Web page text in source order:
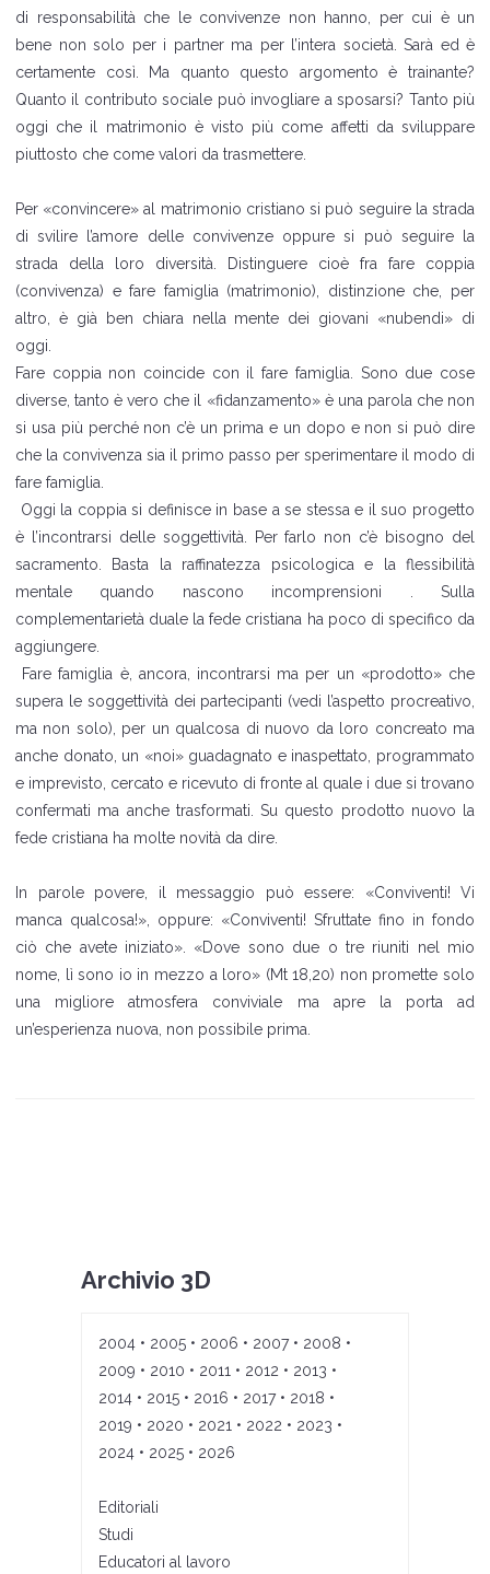
di responsabilità che le convivenze non hanno, per cui è un
bene non solo per i partner ma per l’intera società. Sarà ed è
certamente così. Ma quanto questo argomento è trainante?
Quanto il contributo sociale può invogliare a sposarsi? Tanto più
oggi che il matrimonio è visto più come affetti da sviluppare
piuttosto che come valori da trasmettere.
Per «convincere» al matrimonio cristiano si può seguire la strada
di svilire l’amore delle convivenze oppure si può seguire la
strada della loro diversità. Distinguere cioè fra fare coppia
(convivenza) e fare famiglia (matrimonio), distinzione che, per
altro, è già ben chiara nella mente dei giovani «nubendi» di
oggi.
Fare coppia non coincide con il fare famiglia. Sono due cose
diverse, tanto è vero che il «fidanzamento» è una parola che non
si usa più perché non c’è un prima e un dopo e non si può dire
che la convivenza sia il primo passo per sperimentare il modo di
fare famiglia.
Oggi la coppia si definisce in base a se stessa e il suo progetto
è l’incontrarsi delle soggettività. Per farlo non c’è bisogno del
sacramento. Basta la raffinatezza psicologica e la flessibilità
mentale quando nascono incomprensioni . Sulla
complementarietà duale la fede cristiana ha poco di specifico da
aggiungere.
Fare famiglia è, ancora, incontrarsi ma per un «prodotto» che
supera le soggettività dei partecipanti (vedi l’aspetto procreativo,
ma non solo), per un qualcosa di nuovo da loro concreato ma
anche donato, un «noi» guadagnato e inaspettato, programmato
e imprevisto, cercato e ricevuto di fronte al quale i due si trovano
confermati ma anche trasformati. Su questo prodotto nuovo la
fede cristiana ha molte novità da dire.
In parole povere, il messaggio può essere: «Conviventi! Vi
manca qualcosa!», oppure: «Conviventi! Sfruttate fino in fondo
ciò che avete iniziato». «Dove sono due o tre riuniti nel mio
nome, lì sono io in mezzo a loro» (Mt 18,20) non promette solo
una migliore atmosfera conviviale ma apre la porta ad
un’esperienza nuova, non possibile prima.
Archivio 3D
2004 • 2005 • 2006 • 2007• 2008 •
2009 • 2010 • 2011 • 2012 • 2013 •
2014 • 2015 • 2016 • 2017• 2018 •
2019 • 2020 • 2021 • 2022 • 2023 •
2024 • 2025 • 2026
Editoriali
Studi
Educatori al lavoro